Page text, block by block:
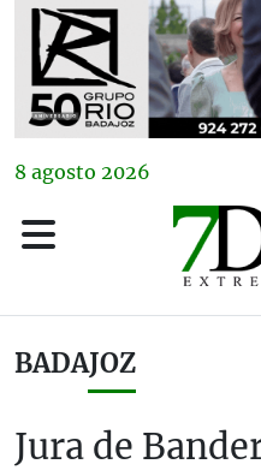
8 agosto 2026
BADAJOZ
Jura de